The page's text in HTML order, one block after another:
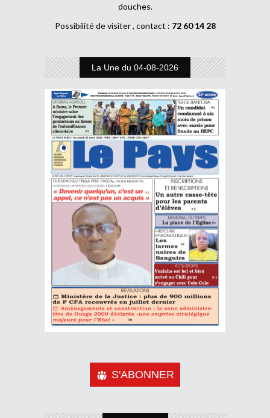
douches.
Possibilité de visiter , contact : 72 60 14 28
La Une du 04-08-2026
S'ABONNER